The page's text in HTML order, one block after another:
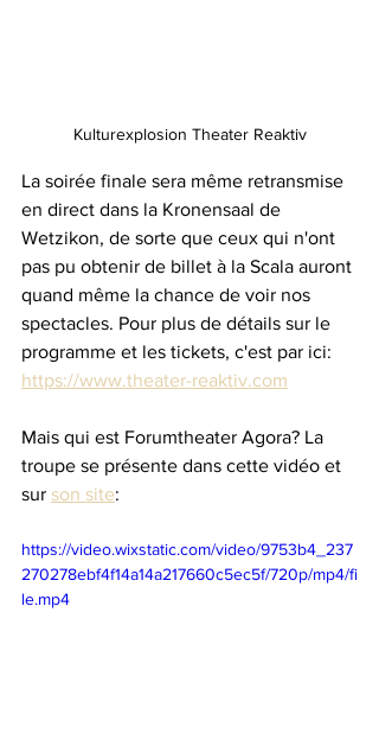
Kulturexplosion Theater Reaktiv
La soirée finale sera même retransmise
en direct dans la Kronensaal de
Wetzikon, de sorte que ceux qui n'ont
pas pu obtenir de billet à la Scala auront
quand même la chance de voir nos
spectacles. Pour plus de détails sur le
programme et les tickets, c'est par ici:
https://www.theater-reaktiv.com
Mais qui est Forumtheater Agora? La
troupe se présente dans cette vidéo et
sur son site:
https://video.wixstatic.com/video/9753b4_237
270278ebf4f14a14a217660c5ec5f/720p/mp4/fi
le.mp4